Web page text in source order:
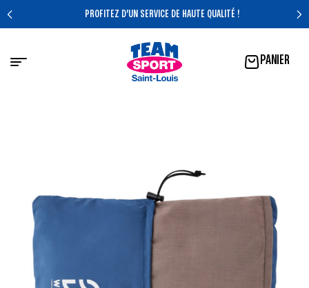
PROFITEZ D'UN SERVICE DE HAUTE QUALITÉ !
PANIER